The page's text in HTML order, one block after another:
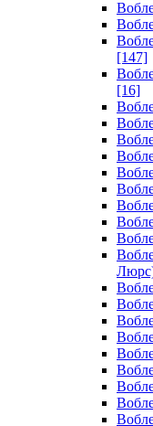
[147]
[16]